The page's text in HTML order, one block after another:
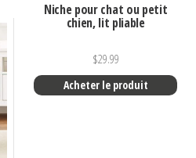
Niche pour chat ou petit
chien, lit pliable
$29.99
Acheter le produit